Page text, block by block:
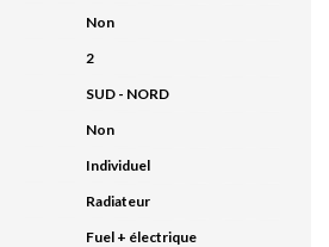
Non
2
SUD - NORD
Non
Individuel
Radiateur
Fuel + électrique